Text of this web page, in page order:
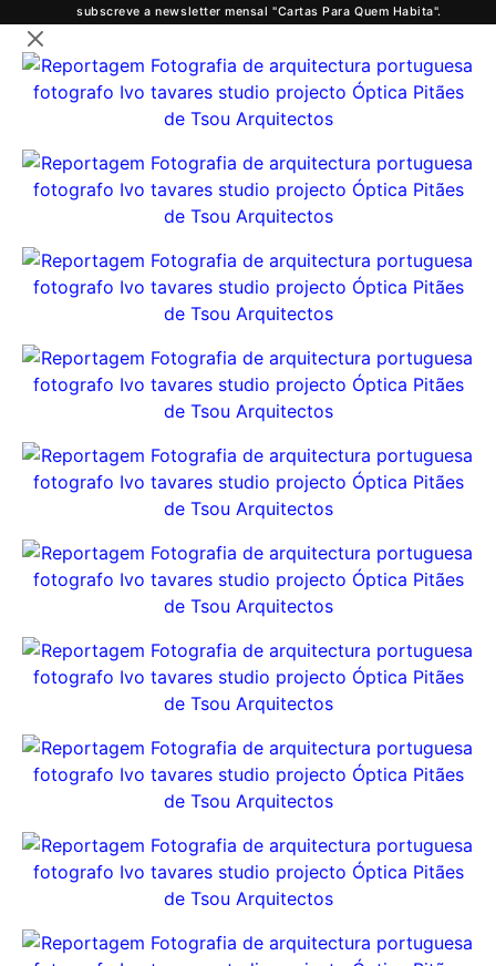
subscreve a newsletter mensal "Cartas Para Quem Habita".